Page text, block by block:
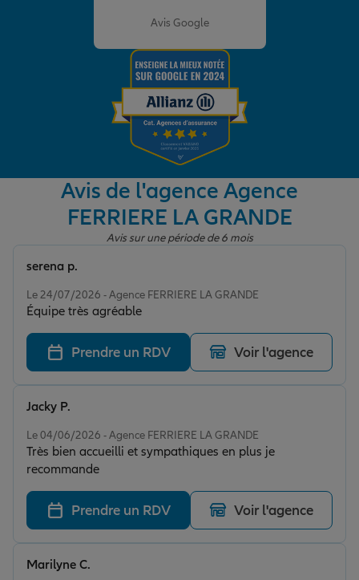
Préparer l’avenir
Garantie des accidents de la vie
Protection juridique
Retraite
Tous nos devis d'assurance
Avis Google
Avis de l'agence Agence
FERRIERE LA GRANDE
Avis sur une période de 6 mois
Le 24/07/2026 - Agence FERRIERE LA GRANDE
Équipe très agréable
serena p.
Prendre un RDV Voir l'agence
Le 04/06/2026 - Agence FERRIERE LA GRANDE
Très bien accueilli et sympathiques en plus je
recommande
Jacky P.
Prendre un RDV Voir l'agence
Marilyne C.